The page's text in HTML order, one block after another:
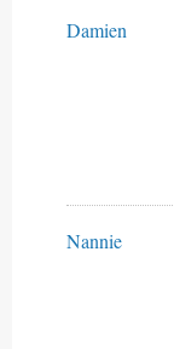
Damien
Nannie